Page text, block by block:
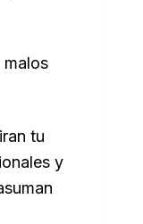
malos
tu
y